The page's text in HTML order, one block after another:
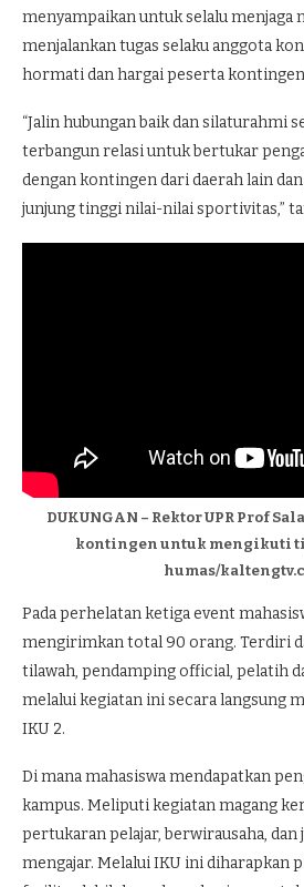
menyampaikan untuk selalu menjaga
menjalankan tugas selaku anggota
hormati dan hargai peserta
“Jalin hubungan baik dan silaturahmi
terbangun relasi untuk bertukar
dengan kontingen dari daerah lain
junjung tinggi nilai-nilai sportivitas,”
DUKUNGAN – Rektor UPR Prof
kontingen untuk mengikuti
humas/
Pada perhelatan ketiga event
mengirimkan total 90 orang. Terdiri
tilawah, pendamping official, pelatih
melalui kegiatan ini secara langsung
IKU 2.
Di mana mahasiswa mendapatkan
kampus. Meliputi kegiatan magang
pertukaran pelajar, berwirausaha, dan
mengajar. Melalui IKU ini diharapkan